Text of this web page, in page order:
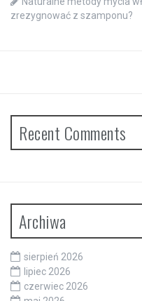
zrezygnować z szamponu?
Recent Comments
Archiwa
sierpień 2026
lipiec 2026
czerwiec 2026